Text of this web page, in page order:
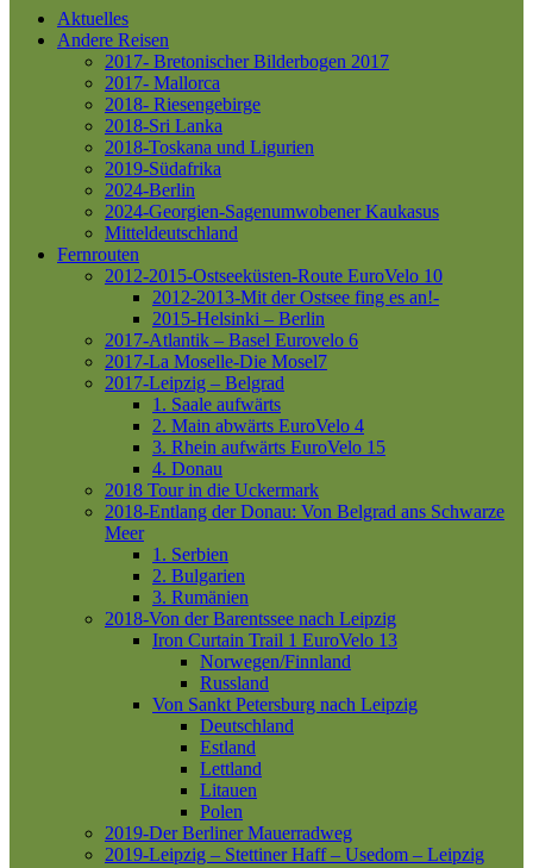
Aktuelles
Andere Reisen
2017- Bretonischer Bilderbogen 2017
2017- Mallorca
2018- Riesengebirge
2018-Sri Lanka
2018-Toskana und Ligurien
2019-Südafrika
2024-Berlin
2024-Georgien-Sagenumwobener Kaukasus
Mitteldeutschland
Fernrouten
2012-2015-Ostseeküsten-Route EuroVelo 10
2012-2013-Mit der Ostsee fing es an!-
2015-Helsinki – Berlin
2017-Atlantik – Basel Eurovelo 6
2017-La Moselle-Die Mosel7
2017-Leipzig – Belgrad
1. Saale aufwärts
2. Main abwärts EuroVelo 4
3. Rhein aufwärts EuroVelo 15
4. Donau
2018 Tour in die Uckermark
2018-Entlang der Donau: Von Belgrad ans Schwarze
Meer
1. Serbien
2. Bulgarien
3. Rumänien
2018-Von der Barentssee nach Leipzig
Iron Curtain Trail 1 EuroVelo 13
Norwegen/Finnland
Russland
Von Sankt Petersburg nach Leipzig
Deutschland
Estland
Lettland
Litauen
Polen
2019-Der Berliner Mauerradweg
2019-Leipzig – Stettiner Haff – Usedom – Leipzig